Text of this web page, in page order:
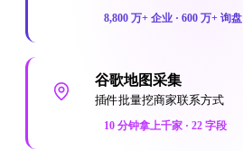
8,800 万+ 企业 · 600 万+ 询盘
谷歌地图采集
插件批量挖商家联系方式
10 分钟拿上千家 · 22 字段